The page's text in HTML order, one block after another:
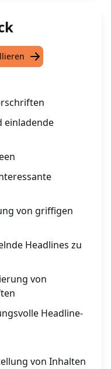
einladende
von griffigen
Headlines zu
von
Headline-
von Inhalten